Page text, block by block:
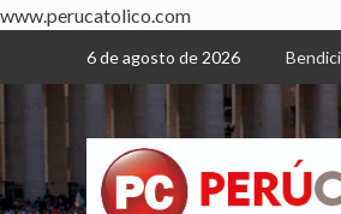
www.perucatolico.com
content
6 de agosto de 2026